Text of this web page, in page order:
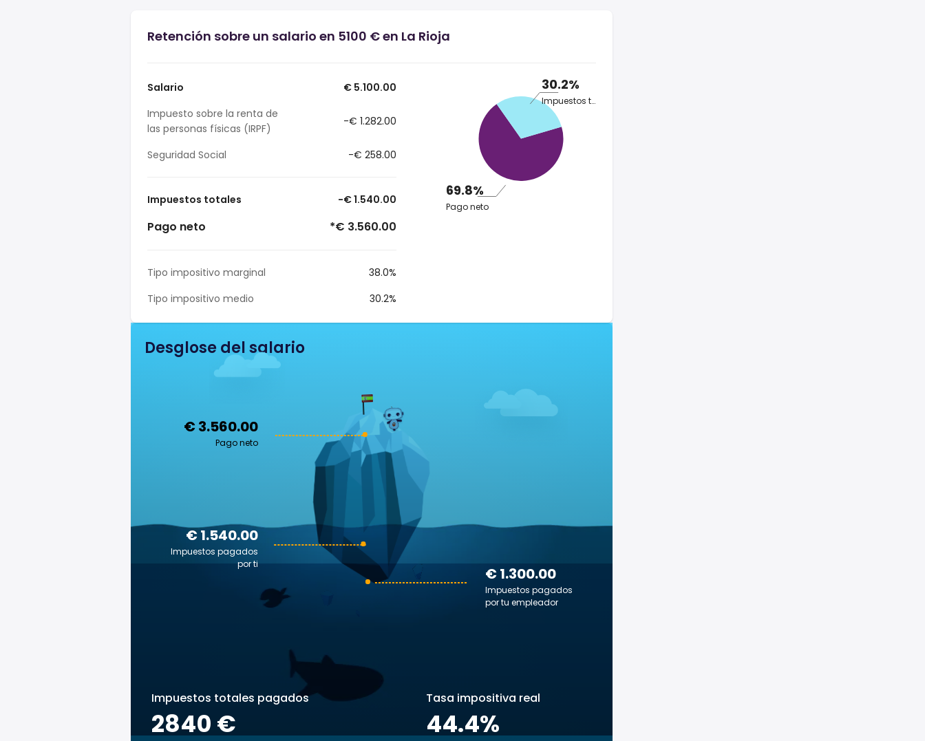
Retención sobre un salario en 5100 € en La Rioja
Salario
€ 5.100.00
Impuesto sobre la renta de
las personas físicas (IRPF)
-€ 1.282.00
Seguridad Social -€ 258.00
Impuestos totales -€ 1.540.00
Pago neto *€ 3.560.00
Tipo impositivo marginal
38.0%
Tipo impositivo medio
30.2%
30.2%
Impuestos totales
69.8%
Pago neto
Desglose del salario
€ 3.560.00
Pago neto
€ 1.300.00
Impuestos pagados
por tu empleador
€ 1.540.00
Impuestos pagados
por ti
Impuestos totales pagados
2840 €
Tasa impositiva real
44.4%